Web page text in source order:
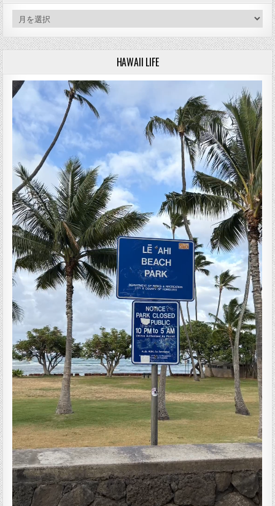
アーカイブ
HAWAII LIFE